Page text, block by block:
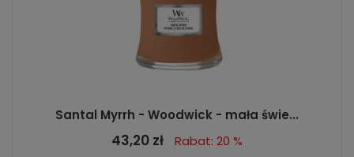
Santal Myrrh - Woodwick - mała świe...
43,20 zł Rabat: 20 %